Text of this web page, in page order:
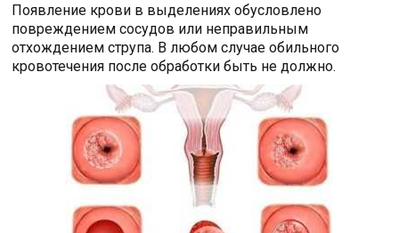
Появление крови в выделениях обусловлено
повреждением сосудов или неправильным
отхождением струпа. В любом случае обильного
кровотечения после обработки быть не должно.